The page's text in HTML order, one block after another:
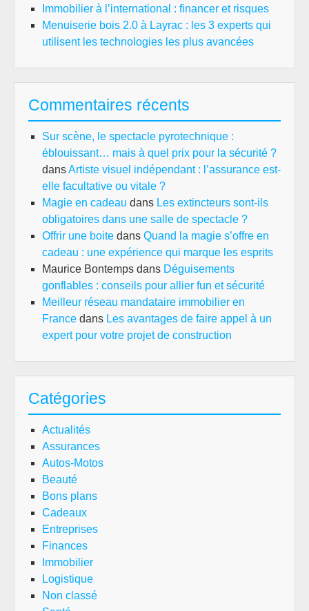
Immobilier à l’international : financer et risques
Menuiserie bois 2.0 à Layrac : les 3 experts qui
utilisent les technologies les plus avancées
Commentaires récents
Sur scène, le spectacle pyrotechnique :
éblouissant… mais à quel prix pour la sécurité ?
dansArtiste visuel indépendant : l’assurance est-
elle facultative ou vitale ?
Magie en cadeau dans Les extincteurs sont-ils
obligatoires dans une salle de spectacle ?
Offrir une boite dans Quand la magie s’offre en
cadeau : une expérience qui marque les esprits
Maurice Bontemps dans Déguisements
gonflables : conseils pour allier fun et sécurité
Meilleur réseau mandataire immobilier en
France dans Les avantages de faire appel à un
expert pour votre projet de construction
Catégories
Actualités
Assurances
Autos-Motos
Beauté
Bons plans
Cadeaux
Entreprises
Finances
Immobilier
Logistique
Non classé